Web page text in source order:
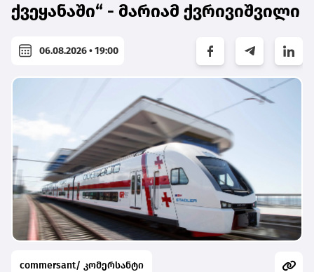
ქვეყანაში“ - მარიამ ქვრივიშვილი
06.08.2026 • 19:00
commersant/ კომერსანტი